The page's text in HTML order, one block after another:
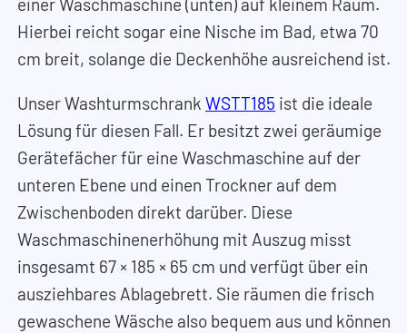
Hierbei reicht sogar eine Nische im Bad, etwa 70
cm breit, solange die Deckenhöhe ausreichend ist.
Unser WashturmschrankWSTT185 ist die ideale
Lösung für diesen Fall. Er besitzt zwei geräumige
Gerätefächer für eine Waschmaschine auf der
unteren Ebene und einen Trockner auf dem
Zwischenboden direkt darüber. Diese
Waschmaschinenerhöhung mit Auszug misst
insgesamt 67 × 185 × 65 cm und verfügt über ein
ausziehbares Ablagebrett. Sie räumen die frisch
gewaschene Wäsche also bequem aus und können